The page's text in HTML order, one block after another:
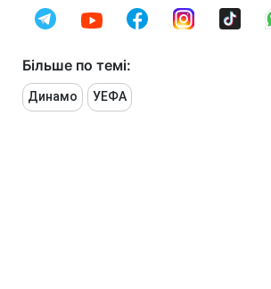
Більше по темі:
Динамо УЕФА